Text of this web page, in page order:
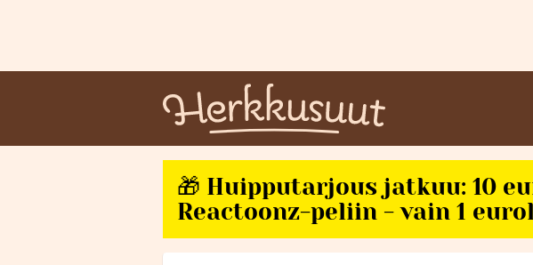
🎁 Huipputarjous jatkuu: 10
Reactoonz-peliin - vain 1